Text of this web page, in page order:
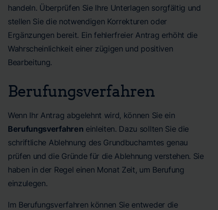
handeln. Überprüfen Sie Ihre Unterlagen sorgfältig und
stellen Sie die notwendigen Korrekturen oder
Ergänzungen bereit. Ein fehlerfreier Antrag erhöht die
Wahrscheinlichkeit einer zügigen und positiven
Bearbeitung.
Berufungsverfahren
Wenn Ihr Antrag abgelehnt wird, können Sie ein
Berufungsverfahren einleiten. Dazu sollten Sie die
schriftliche Ablehnung des Grundbuchamtes genau
prüfen und die Gründe für die Ablehnung verstehen. Sie
haben in der Regel einen Monat Zeit, um Berufung
einzulegen.
Im Berufungsverfahren können Sie entweder die